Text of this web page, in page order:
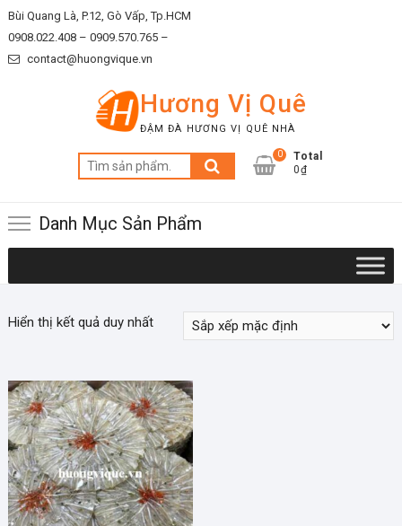
Skip
to
content
Bùi Quang Là, P.12, Gò Vấp, Tp.HCM
0908.022.408 – 0909.570.765 –
contact@huongvique.vn
Hương Vị Quê
ĐẬM ĐÀ HƯƠNG VỊ QUÊ NHÀ
Tìm
kiếm:
0
Total
0₫
Danh Mục Sản Phẩm
Hiển thị kết quả duy nhất